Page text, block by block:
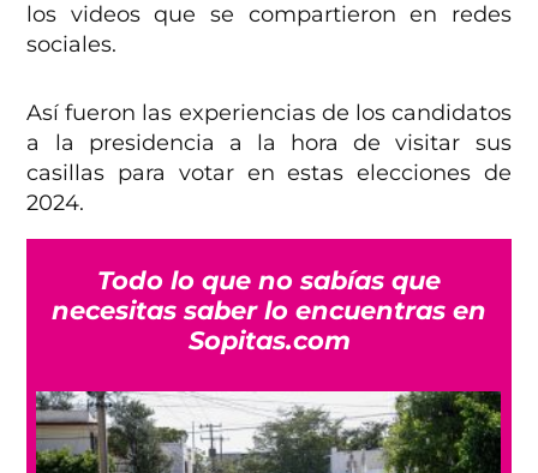
los videos que se compartieron en redes
sociales.
Así fueron las experiencias de los candidatos
a la presidencia a la hora de visitar sus
casillas para votar en estas elecciones de
2024.
Todo lo que no sabías que
necesitas saber lo encuentras en
Sopitas.com